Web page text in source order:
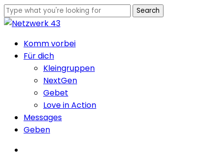
Skip
to
content
Search
Close
MenuKomm vorbei
Für dich
Kleingruppen
NextGen
Gebet
Love in Action
Messages
Geben